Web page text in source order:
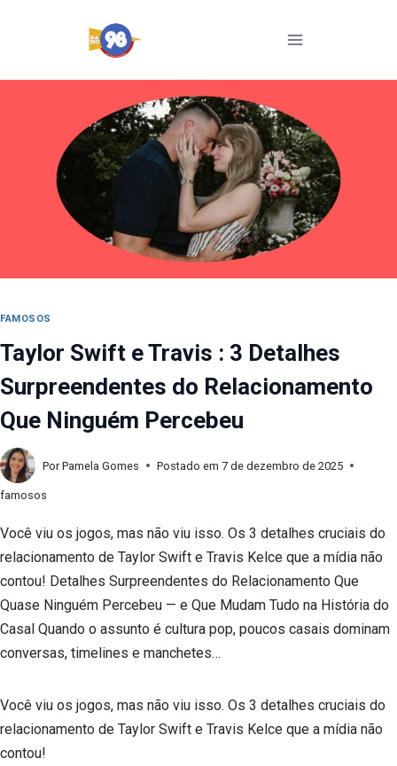
Conteúdo
FAMOSOS
Taylor Swift e Travis : 3 Detalhes
Surpreendentes do Relacionamento
Que Ninguém Percebeu
Por Pamela Gomes Postado em 7 de dezembro de 2025
famosos
Você viu os jogos, mas não viu isso. Os 3 detalhes cruciais do
relacionamento de Taylor Swift e Travis Kelce que a mídia não
contou! Detalhes Surpreendentes do Relacionamento Que
Quase Ninguém Percebeu — e Que Mudam Tudo na História do
Casal Quando o assunto é cultura pop, poucos casais dominam
conversas, timelines e manchetes…
Você viu os jogos, mas não viu isso. Os 3 detalhes cruciais do
relacionamento de Taylor Swift e Travis Kelce que a mídia não
contou!